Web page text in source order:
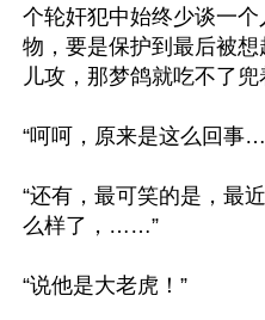
个轮奸犯中始终少谈一
物，要是保护到最后被
儿攻，那梦鸽就吃不了兜
“呵呵，原来是这么回事
“还有，最可笑的是，最
么样了，……”
“说他是大老虎！”